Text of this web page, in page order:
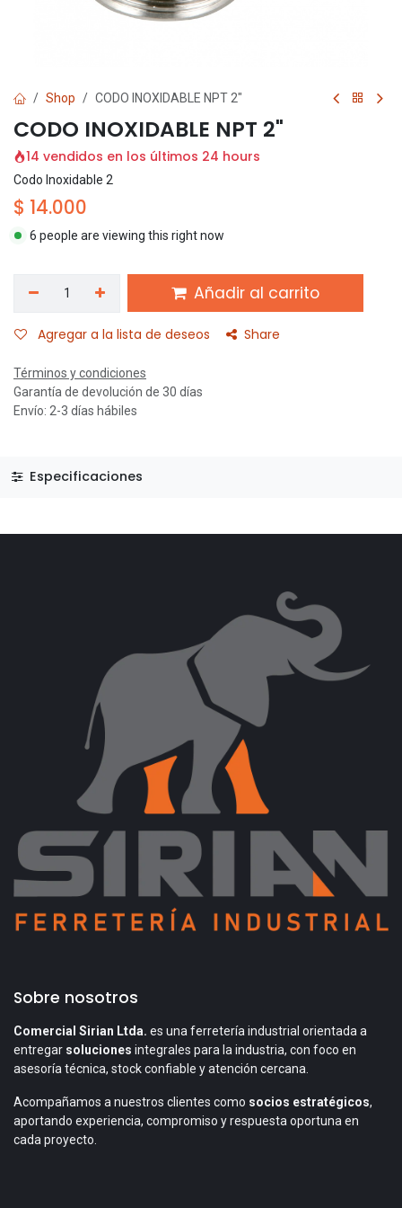
Shop CODO INOXIDABLE NPT 2"
CODO INOXIDABLE NPT 2"
14 vendidos en los últimos 24 hours
Codo Inoxidable 2
$ 14.000
6 people are viewing this right now
Añadir al carrito
Agregar a la lista de deseos Share
Términos y condiciones
Garantía de devolución de 30 días
Envío: 2-3 días hábiles
Especificaciones
Sobre nosotros
Comercial Sirian Ltda. es una ferretería industrial orientada a
entregar soluciones integrales para la industria, con foco en
asesoría técnica, stock confiable y atención cercana.
Acompañamos a nuestros clientes como socios estratégicos,
aportando experiencia, compromiso y respuesta oportuna en
cada proyecto.